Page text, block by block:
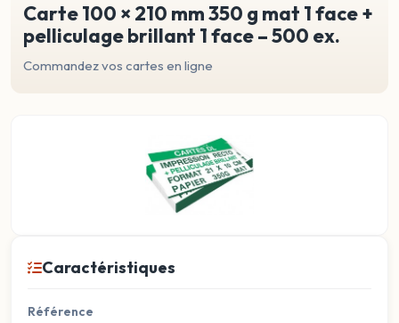
carte 100 × 210 mm 350 g mat 1 face +
pelliculage brillant 1 face – 500 ex.
Commandez vos cartes en ligne
Caractéristiques
Référence